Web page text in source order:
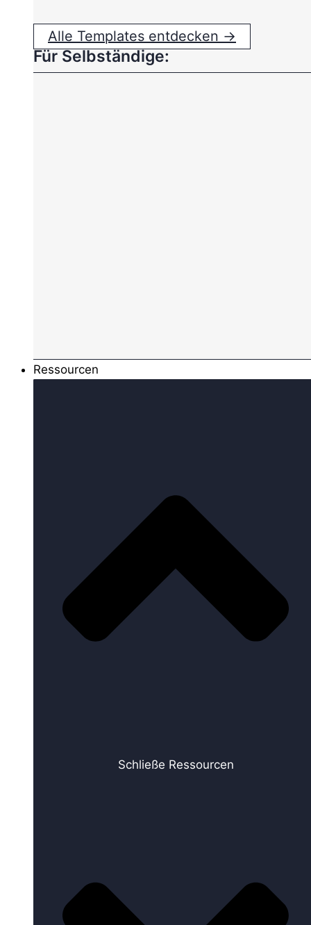
Alle Templates entdecken →
Für Selbständige:
Ressourcen
Schließe Ressourcen